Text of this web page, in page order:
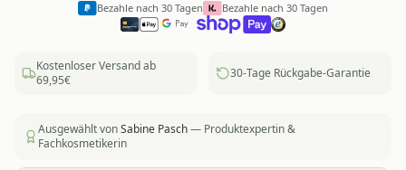
Bezahle nach 30 Tagen Bezahle nach 30 Tagen
Kostenloser Versand ab
69,95€
30-Tage Rückgabe-Garantie
Ausgewählt vonSabine Pasch— Produktexpertin &
Fachkosmetikerin